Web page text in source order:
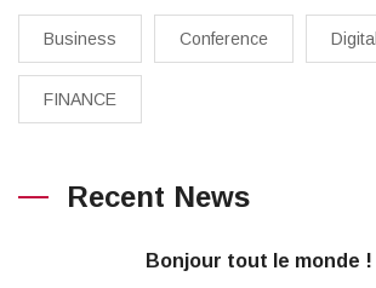
Business Conference Digital
FINANCE
Recent News
Bonjour tout le monde !